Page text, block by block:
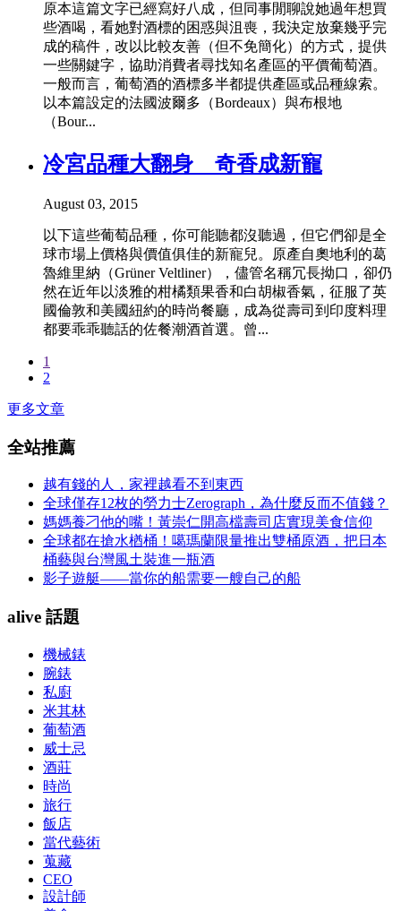
原本這篇文字已經寫好八成，但同事閒聊說她過年想買
些酒喝，看她對酒標的困惑與沮喪，我決定放棄幾乎完
成的稿件，改以比較友善（但不免簡化）的方式，提供
一些關鍵字，協助消費者尋找知名產區的平價葡萄酒。
一般而言，葡萄酒的酒標多半都提供產區或品種線索。
以本篇設定的法國波爾多（Bordeaux）與布根地
（Bour...
冷宮品種大翻身 奇香成新寵
August 03, 2015
以下這些葡萄品種，你可能聽都沒聽過，但它們卻是全
球市場上價格與價值俱佳的新寵兒。原產自奧地利的葛
魯維里納（Grüner Veltliner），儘管名稱冗長拗口，卻仍
然在近年以淡雅的柑橘類果香和白胡椒香氣，征服了英
國倫敦和美國紐約的時尚餐廳，成為從壽司到印度料理
都要乖乖聽話的佐餐潮酒首選。曾...
1
2
更多文章
全站推薦
越有錢的人，家裡越看不到東西
全球僅存12枚的勞力士Zerograph，為什麼反而不值錢？
媽媽養刁他的嘴！黃崇仁開高檔壽司店實現美食信仰
全球都在搶水楢桶！噶瑪蘭限量推出雙桶原酒，把日本
桶藝與台灣風土裝進一瓶酒
影子遊艇——當你的船需要一艘自己的船
alive 話題
機械錶
腕錶
私廚
米其林
葡萄酒
威士忌
酒莊
時尚
旅行
飯店
當代藝術
蒐藏
CEO
設計師